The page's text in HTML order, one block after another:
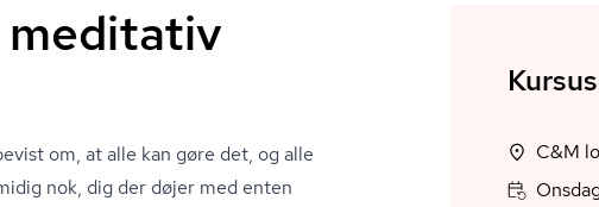
meditativ
om, at alle kan gøre det, og alle
nok, dig der døjer med enten